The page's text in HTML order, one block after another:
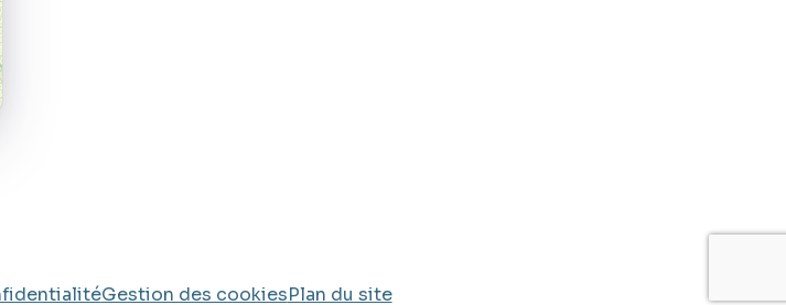
Gestion des cookiesPlan du site